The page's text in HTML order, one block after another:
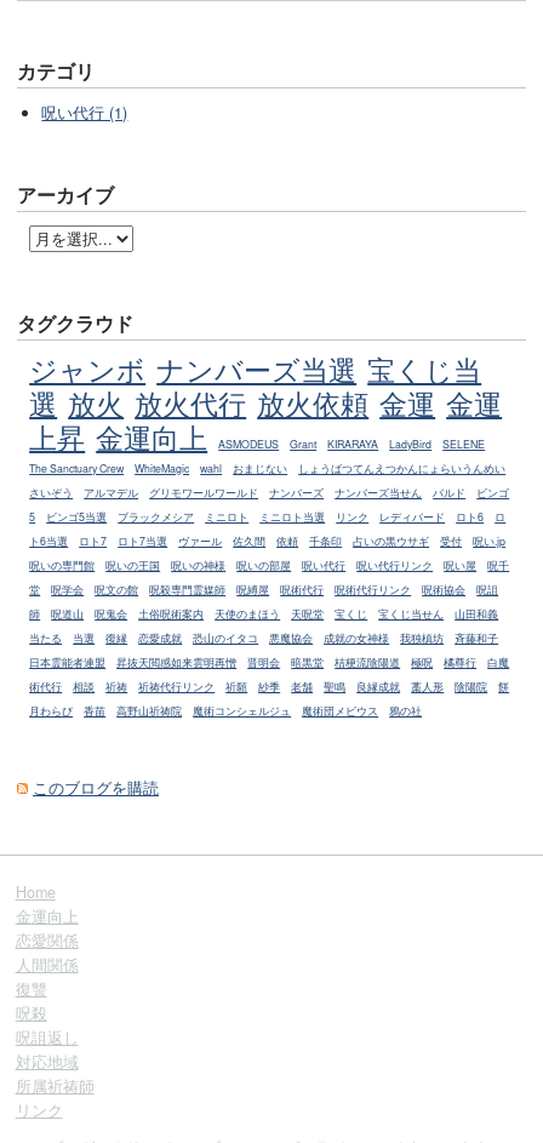
カテゴリ
呪い代行 (1)
アーカイブ
タグクラウド
ジャンボ ナンバーズ当選 宝くじ当
選 放火 放火代行 放火依頼 金運 金運
上昇 金運向上 ASMODEUS Grant KIRARAYA LadyBird
SELENE
The Sanctuary Crew
WhiteMagic wahl おまじない
しょうばつてんえつかんにょらいうんめい
さいぞう
アルマデル グリモワールワールド ナンバーズ ナンバーズ当せん バルド
ビンゴ
5
ビンゴ5当選 ブラックメシア ミニロト ミニロト当選 リンク レディバード ロト6
ロ
ト6当選
ロト7 ロト7当選 ヴァール 佐久間 依頼 千条印 占いの黒ウサギ 受付
呪い.jp
呪いの専門館
呪いの王国 呪いの神様 呪いの部屋 呪い代行 呪い代行リンク 呪い屋
呪千
堂
呪学会 呪文の館 呪殺専門霊媒師 呪縛屋 呪術代行 呪術代行リンク 呪術協会
呪詛
師
呪道山 呪鬼会 土俗呪術案内 天使のまほう 天呪堂 宝くじ 宝くじ当せん
山田和義
当たる
当選 復縁 恋愛成就 恐山のイタコ 悪魔協会 成就の女神様 我独槙坊
斉藤和子
日本霊能者連盟
昇抜天閲感如来雲明再憎 晋明会 暗黒堂 桔梗流陰陽道 極呪 橘尊行
白魔
術代行
相談 祈祷 祈祷代行リンク 祈願 紗季 老舗 聖鳴 良縁成就 藁人形 陰陽院
餅
月わらび
香苗 高野山祈祷院 魔術コンシェルジュ 魔術団メビウス 鴉の社
このブログを購読
Home
金運向上
恋愛関係
人間関係
復讐
呪殺
呪詛返し
対応地域
所属祈祷師
リンク